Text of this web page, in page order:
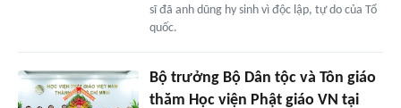
sĩ đã anh dũng hy sinh vì độc lập, tự do của Tổ
quốc.
Bộ trưởng Bộ Dân tộc và Tôn giáo
thăm Học viện Phật giáo VN tại